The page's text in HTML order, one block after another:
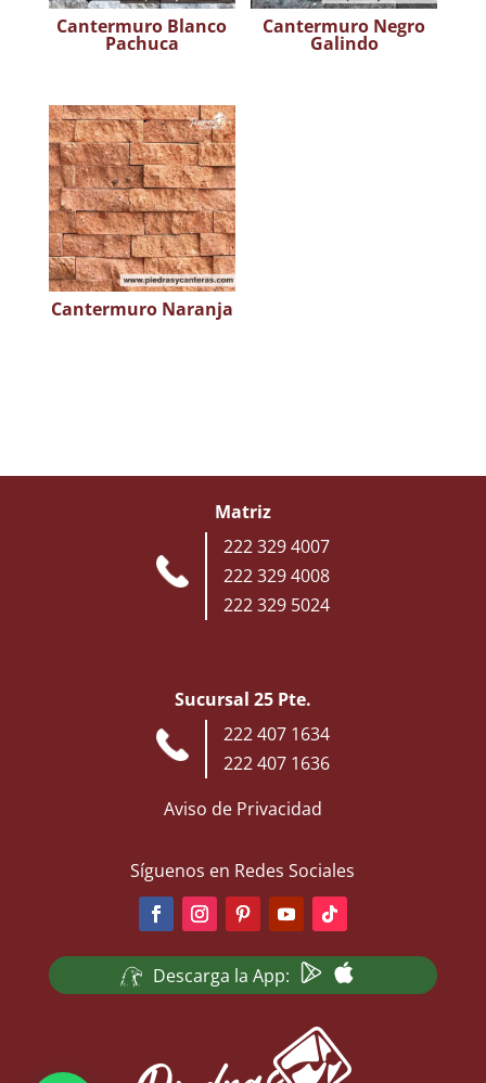
Cantermuro Blanco
Pachuca
Cantermuro Negro
Galindo
Cantermuro Naranja
Matriz
222 329 4007
222 329 4008
222 329 5024
Sucursal 25 Pte.
222 407 1634
222 407 1636
Aviso de Privacidad
Síguenos en Redes Sociales
Descarga la App: